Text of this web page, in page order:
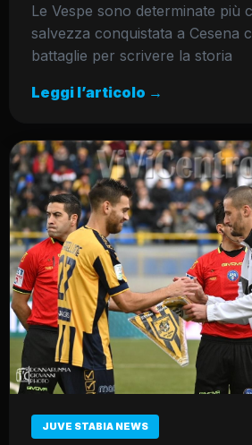
Le Vespe sono determinate più
salvezza conquistata a Cesena
battaglie per scrivere la storia
Leggi l’articolo →
JUVE STABIA NEWS